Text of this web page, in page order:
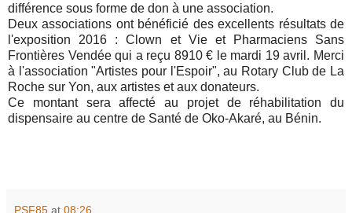
différence sous forme de don à une association.
Deux associations ont bénéficié des excellents résultats de
l'exposition 2016 : Clown et Vie et Pharmaciens Sans
Frontières Vendée qui a reçu 8910 € le mardi 19 avril. Merci
à l'association "Artistes pour l'Espoir", au Rotary Club de La
Roche sur Yon, aux artistes et aux donateurs.
Ce montant sera affecté au projet de réhabilitation du
dispensaire au centre de Santé de Oko-Akaré, au Bénin.
PSF85 at 08:26